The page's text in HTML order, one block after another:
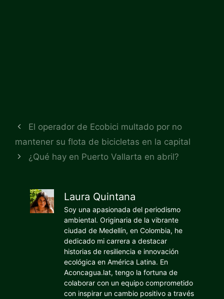
El operador de Ecobici multado por no
mantener su flota de bicicletas en la capital
¿Qué hay en Puerto Vallarta en abril?
Laura Quintana
Soy una apasionada del periodismo
ambiental. Originaria de la vibrante
ciudad de Medellín, en Colombia, he
dedicado mi carrera a destacar
historias de resiliencia e innovación
ecológica en América Latina. En
Aconcagua.lat, tengo la fortuna de
colaborar con un equipo comprometido
con inspirar un cambio positivo a través